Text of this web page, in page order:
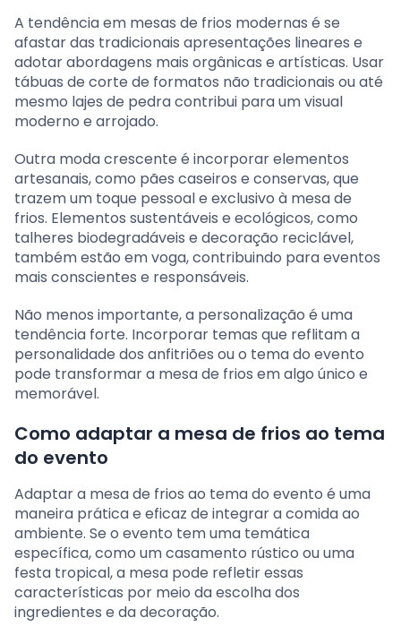
A tendência em mesas de frios modernas é se
afastar das tradicionais apresentações lineares e
adotar abordagens mais orgânicas e artísticas. Usar
tábuas de corte de formatos não tradicionais ou até
mesmo lajes de pedra contribui para um visual
moderno e arrojado.
Outra moda crescente é incorporar elementos
artesanais, como pães caseiros e conservas, que
trazem um toque pessoal e exclusivo à mesa de
frios. Elementos sustentáveis e ecológicos, como
talheres biodegradáveis e decoração reciclável,
também estão em voga, contribuindo para eventos
mais conscientes e responsáveis.
Não menos importante, a personalização é uma
tendência forte. Incorporar temas que reflitam a
personalidade dos anfitriões ou o tema do evento
pode transformar a mesa de frios em algo único e
memorável.
Como adaptar a mesa de frios ao tema
do evento
Adaptar a mesa de frios ao tema do evento é uma
maneira prática e eficaz de integrar a comida ao
ambiente. Se o evento tem uma temática
específica, como um casamento rústico ou uma
festa tropical, a mesa pode refletir essas
características por meio da escolha dos
ingredientes e da decoração.